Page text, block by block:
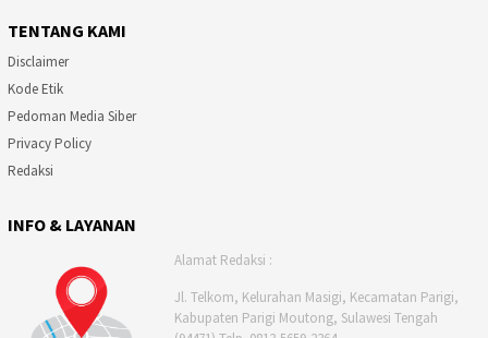
TENTANG KAMI
Disclaimer
Kode Etik
Pedoman Media Siber
Privacy Policy
Redaksi
INFO & LAYANAN
Alamat Redaksi :
Jl. Telkom, Kelurahan Masigi, Kecamatan Parigi,
Kabupaten Parigi Moutong, Sulawesi Tengah